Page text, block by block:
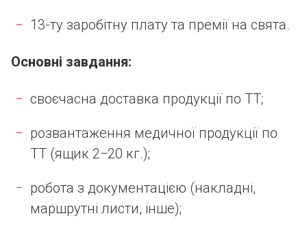
13-ту заробітну плату та премії на свята.
Основні завдання:
своєчасна доставка продукції по ТТ;
розвантаження медичної продукції по
ТТ (ящик 2−20 кг.);
робота з документацією (накладні,
маршрутні листи, інше);